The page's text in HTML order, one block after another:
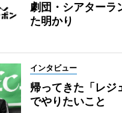
劇団・シアターラ
た明かり
インタビュー
帰ってきた「レジ
でやりたいこと